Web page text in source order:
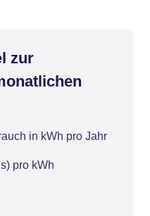
zur
in kWh pro Jahr
pro kWh